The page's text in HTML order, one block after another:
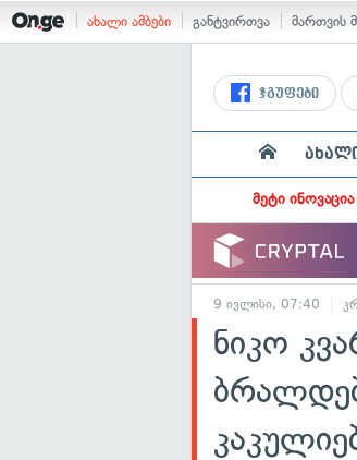
ახალი ამბები განტვირთვა მართვის
ჯგუფები
მეტი ინოვაცია
9 ივლისი, 07:40
ნიკო